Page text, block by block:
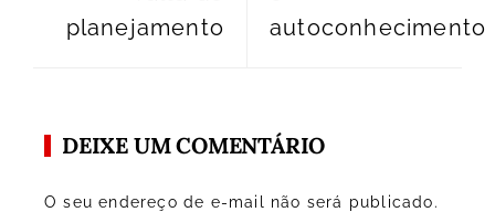
planejamento
autoconhecimento
DEIXE UM COMENTÁRIO
O seu endereço de e-mail não será publicado.